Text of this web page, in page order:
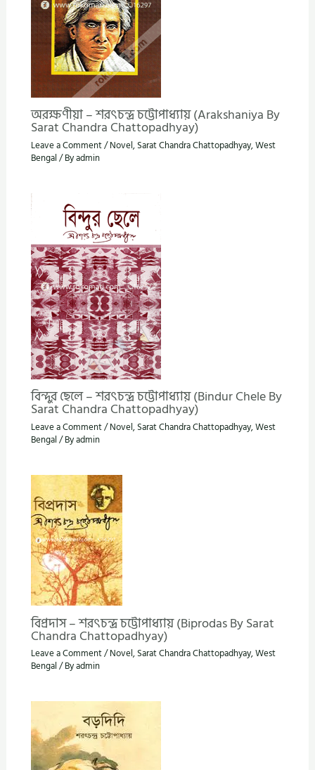
অরক্ষণীয়া – শরৎচন্দ্র চট্টোপাধ্যায় (Arakshaniya By
Sarat Chandra Chattopadhyay)
Leave a Comment/Novel, Sarat Chandra Chattopadhyay,West
Bengal / Byadmin
বিন্দুর ছেলে – শরৎচন্দ্র চট্টোপাধ্যায় (Bindur Chele By
Sarat Chandra Chattopadhyay)
Leave a Comment/Novel, Sarat Chandra Chattopadhyay,West
Bengal / Byadmin
বিপ্রদাস – শরৎচন্দ্র চট্টোপাধ্যায় (Biprodas By Sarat
Chandra Chattopadhyay)
Leave a Comment/Novel, Sarat Chandra Chattopadhyay,West
Bengal / Byadmin